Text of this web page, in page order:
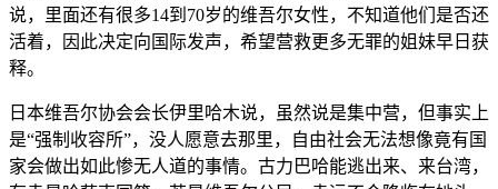
说，里面还有很多14到70岁的维吾尔女性，不知道他们是否还
活着，因此决定向国际发声，希望营救更多无罪的姐妹早日获
释。
日本维吾尔协会会长伊里哈木说，虽然说是集中营，但事实上
是“强制收容所”，没人愿意去那里，自由社会无法想像竟有国
家会做出如此惨无人道的事情。古力巴哈能逃出来、来台湾，